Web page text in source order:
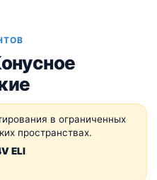
в ограниченных
пространствах.
ELI